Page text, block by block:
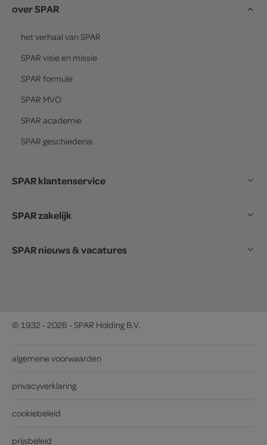
over SPAR
het verhaal van SPAR
SPAR visie en missie
SPAR formule
SPAR MVO
SPAR academie
SPAR geschiedenis
SPAR klantenservice
SPAR zakelijk
SPAR nieuws & vacatures
© 1932 - 2026 - SPAR Holding B.V.
algemene voorwaarden
privacyverklaring
cookiebeleid
prijsbeleid